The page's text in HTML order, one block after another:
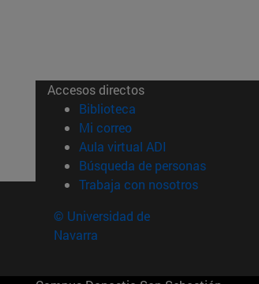
Accesos directos
Biblioteca (abre en nueva
Mi correo(abre en nueva
Aula virtual ADI (abre en nueva
Búsqueda de personas(abre en
Trabaja con nosotros(abre en
© Universidad de
Navarra